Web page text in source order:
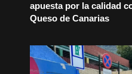
apuesta por la calidad
Queso de Canarias